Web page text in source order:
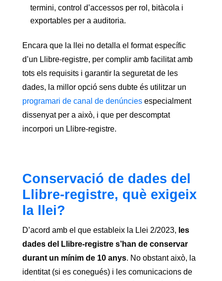
termini, control d’accessos per rol, bitàcola i
exportables per a auditoria.
Encara que la llei no detalla el format específic
d’un Llibre-registre, per complir amb facilitat amb
tots els requisits i garantir la seguretat de les
dades, la millor opció sens dubte és utilitzar un
programari de canal de denúnciesespecialment
dissenyat per a això, i que per descomptat
incorpori un Llibre-registre.
Conservació de dades del
Llibre-registre, què exigeix
la llei?
D’acord amb el que estableix la Llei 2/2023, les
dades del Llibre-registre s’han de conservar
durant un mínim de 10 anys. No obstant això, la
identitat (si es conegués) i les comunicacions de